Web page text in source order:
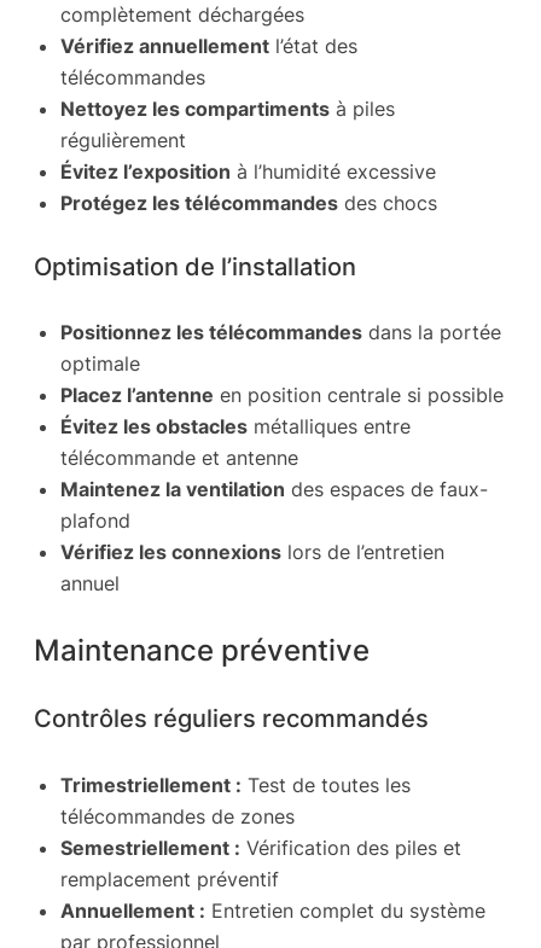
complètement déchargées
Vérifiez annuellement l’état des
télécommandes
Nettoyez les compartiments à piles
régulièrement
Évitez l’exposition à l’humidité excessive
Protégez les télécommandes des chocs
Optimisation de l’installation
Positionnez les télécommandes dans la portée
optimale
Placez l’antenne en position centrale si possible
Évitez les obstacles métalliques entre
télécommande et antenne
Maintenez la ventilation des espaces de faux-
plafond
Vérifiez les connexions lors de l’entretien
annuel
Maintenance préventive
Contrôles réguliers recommandés
Trimestriellement : Test de toutes les
télécommandes de zones
Semestriellement : Vérification des piles et
remplacement préventif
Annuellement : Entretien complet du système
par professionnel